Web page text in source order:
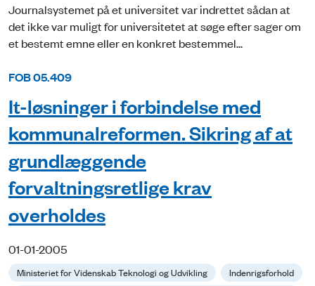
Journalsystemet på et universitet var indrettet sådan at
det ikke var muligt for universitetet at søge efter sager om
et bestemt emne eller en konkret bestemmel...
FOB 05.409
It-løsninger i forbindelse med
kommunalreformen. Sikring af at
grundlæggende
forvaltningsretlige krav
overholdes
01-01-2005
Ministeriet for Videnskab Teknologi og Udvikling
Indenrigsforhold